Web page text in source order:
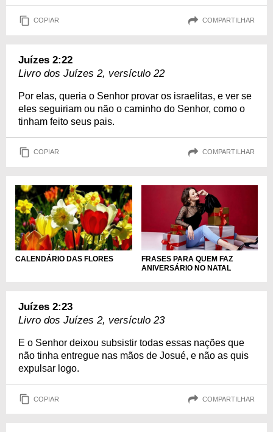
COPIAR COMPARTILHAR
Juízes 2:22
Livro dos Juízes 2, versículo 22
Por elas, queria o Senhor provar os israelitas, e ver se
eles seguiriam ou não o caminho do Senhor, como o
tinham feito seus pais.
COPIAR COMPARTILHAR
CALENDÁRIO DAS FLORES
FRASES PARA QUEM FAZ
ANIVERSÁRIO NO NATAL
Juízes 2:23
Livro dos Juízes 2, versículo 23
E o Senhor deixou subsistir todas essas nações que
não tinha entregue nas mãos de Josué, e não as quis
expulsar logo.
COPIAR COMPARTILHAR